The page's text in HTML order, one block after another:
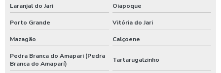
Laranjal do Jari Oiapoque
Porto Grande Vitória do Jari
Mazagão Calçoene
Pedra Branca do Amapari (Pedra
Branca do Amaparí)
Tartarugalzinho